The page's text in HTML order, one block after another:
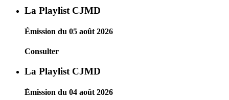
La Playlist CJMD
Émission du 05 août 2026
Consulter
La Playlist CJMD
Émission du 04 août 2026